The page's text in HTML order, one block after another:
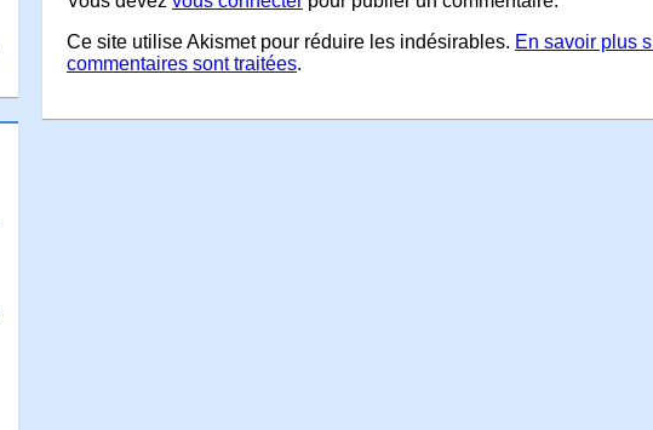
Ce site utilise Akismet pour réduire les indésirables. En savoir plus
commentaires sont traitées.